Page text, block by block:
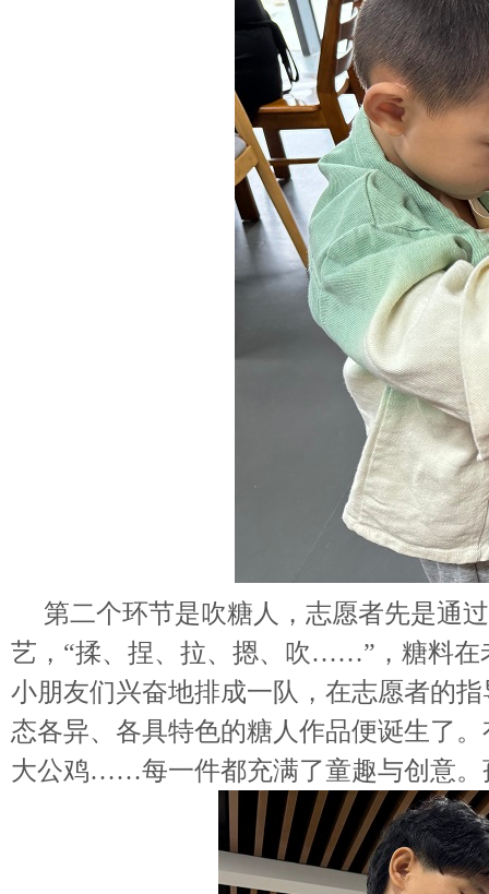
第二个环节是吹糖人，志愿者先是通
艺，“揉、捏、拉、摁、吹……”，糖料在
小朋友们兴奋地排成一队，在志愿者的
态各异、各具特色的糖人作品便诞生了
大公鸡……每一件都充满了童趣与创意。